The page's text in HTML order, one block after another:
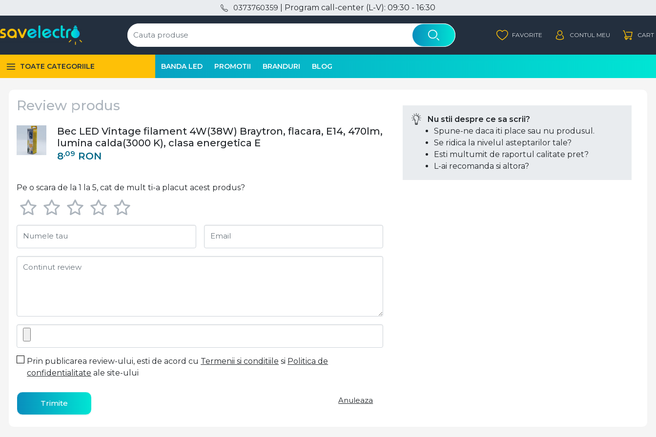
0373760359 | Program call-center (L-V): 09:30 - 16:30
TOATE CATEGORIILE BANDA LED PROMOTII BRANDURI BLOG
Review produs
Bec LED Vintage filament 4W(38W) Braytron, flacara, E14, 470lm,
lumina calda(3000 K), clasa energetica E
8,09 RON
Pe o scara de la 1 la 5, cat de mult ti-a placut acest produs?
Numele tau Email
Continut review
Prin publicarea review-ului, esti de acord cu Termenii si conditiile si Politica de
confidentialitate ale site-ului
Trimite Anuleaza
Nu stii despre ce sa scrii?
Spune-ne daca iti place sau nu produsul.
Se ridica la nivelul asteptarilor tale?
Esti multumit de raportul calitate pret?
L-ai recomanda si altora?